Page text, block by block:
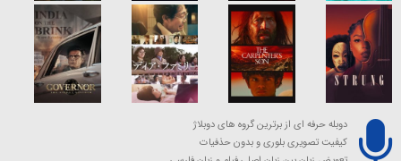
دوبله حرفه ای از برترین گروه های دوبلاژ
کیفیت تصویری بلوری و بدون حذفیات